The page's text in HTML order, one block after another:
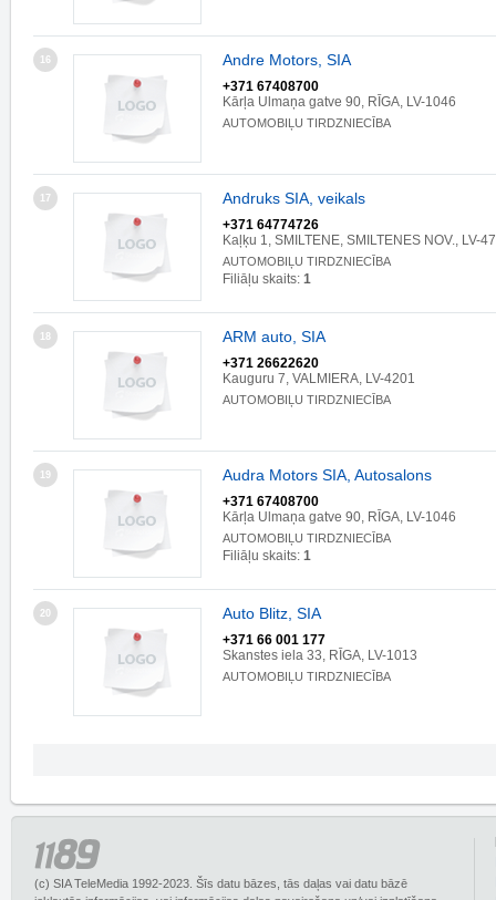
16 Andre Motors, SIA
+371 67408700
Kārļa Ulmaņa gatve 90, RĪGA, LV-1046
AUTOMOBIĻU TIRDZNIECĪBA
17 Andruks SIA, veikals
+371 64774726
Kaļķu 1, SMILTENE, SMILTENES NOV., LV-
AUTOMOBIĻU TIRDZNIECĪBA
Filiāļu skaits: 1
18 ARM auto, SIA
+371 26622620
Kauguru 7, VALMIERA, LV-4201
AUTOMOBIĻU TIRDZNIECĪBA
19 Audra Motors SIA, Autosalons
+371 67408700
Kārļa Ulmaņa gatve 90, RĪGA, LV-1046
AUTOMOBIĻU TIRDZNIECĪBA
Filiāļu skaits: 1
20 Auto Blitz, SIA
+371 66 001 177
Skanstes iela 33, RĪGA, LV-1013
AUTOMOBIĻU TIRDZNIECĪBA
(c) SIA TeleMedia 1992-2023. Šīs datu bāzes, tās daļas vai datu bāzē